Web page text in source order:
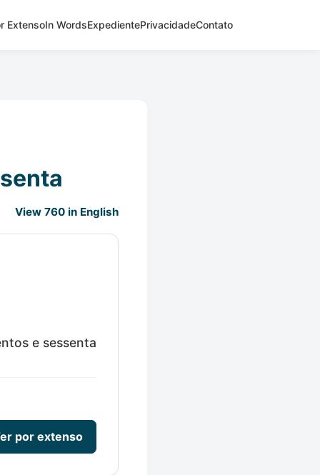
ExtensoIn WordsExpedientePrivacidadeContato
View 760 in English
e sessenta
por extenso